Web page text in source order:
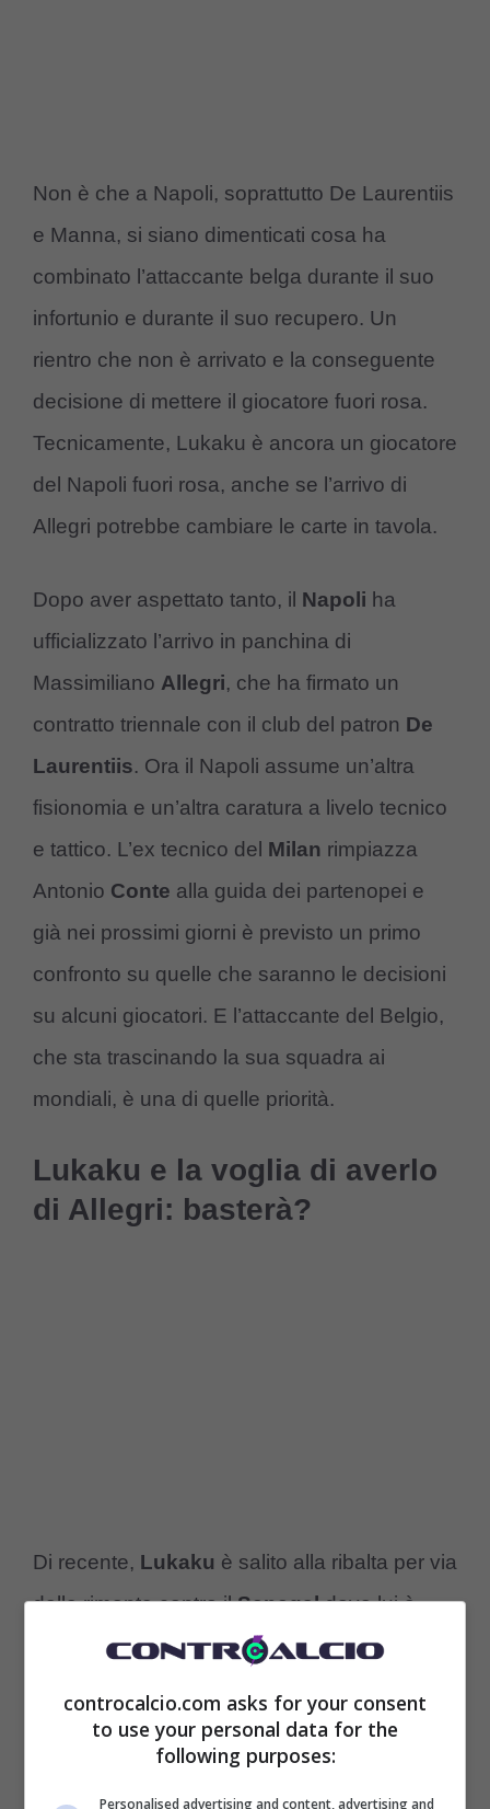
Non è che a Napoli, soprattutto De Laurentiis
e Manna, si siano dimenticati cosa ha
combinato l’attaccante belga durante il suo
infortunio e durante il suo recupero. Un
rientro che non è arrivato e la conseguente
decisione di mettere il giocatore fuori rosa.
Tecnicamente, Lukaku è ancora un giocatore
del Napoli fuori rosa, anche se l’arrivo di
Allegri potrebbe cambiare le carte in tavola.
Dopo aver aspettato tanto, il Napoli ha
ufficializzato l’arrivo in panchina di
Massimiliano Allegri, che ha firmato un
contratto triennale con il club del patron De
Laurentiis. Ora il Napoli assume un’altra
fisionomia e un’altra caratura a livelo tecnico
e tattico. L’ex tecnico del Milan rimpiazza
Antonio Conte alla guida dei partenopei e
già nei prossimi giorni è previsto un primo
confronto su quelle che saranno le decisioni
su alcuni giocatori. E l’attaccante del Belgio,
che sta trascinando la sua squadra ai
mondiali, è una di quelle priorità.
Lukaku e la voglia di averlo
di Allegri: basterà?
Di recente, Lukaku è salito alla ribalta per via
della rimonta contro ilSenegaldove lui è
stato uno dei protagonisti, tanto da aver
da subentrato alla qualificazione alla fase
successiva. Insomma, Lukaku si sta
controcalcio.com asks for your consent
to use your personal data for the
following purposes:
Personalised advertising and content, advertising and